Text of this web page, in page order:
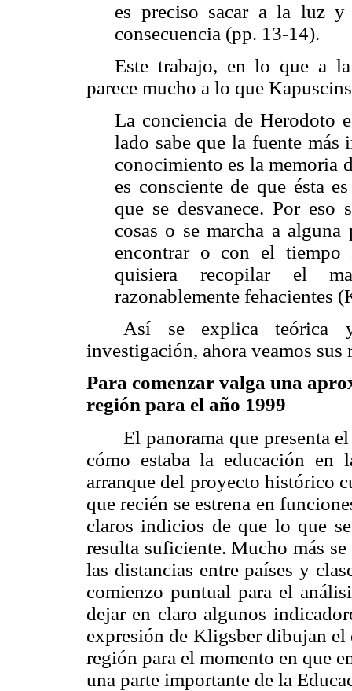
es preciso sacar a la luz
consecuencia (pp. 13-14).
Este trabajo, en lo que a
parece mucho a lo que
La conciencia de Herodoto
lado sabe que la fuente más
conocimiento es la memoria
es consciente de que ésta
que se desvanece. Por
cosas o se marcha a
encontrar o con el tiempo
quisiera recopilar el
razonablemente fehacientes
Así se explica teórica y
investigación, ahora veamos sus
Para comenzar valga una
región para el año 1999
El panorama que presenta
cómo estaba la educación en
arranque del proyecto histórico
que recién se estrena en
claros indicios de que lo que
resulta suficiente. Mucho más
las distancias entre países y
comienzo puntual para el
dejar en claro algunos
expresión de Kligsber dibujan el
región para el momento en que
una parte importante de la